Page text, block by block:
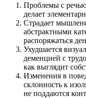
Проблемы с
делает
Страдает
абстрактными
распоряжаться
Ухудшается
деменцией с
как выглядит
Изменения в
склонность к
не поддаются